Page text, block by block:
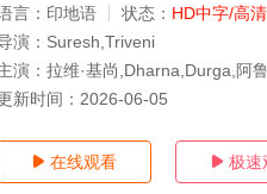
言： 印地语 状态： HD中字/高清
演： Suresh,Triveni
演： 拉维·基尚,Dharna,Durga,阿
新时间： 2026-06-05
 在线观看  极速